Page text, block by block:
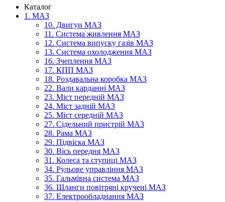
Каталог
1. МАЗ
10. Двигун МАЗ
11. Система живлення МАЗ
12. Система випуску газів МАЗ
13. Система охолодження МАЗ
16. Зчеплення МАЗ
17. КПП МАЗ
18. Роздавальна коробка МАЗ
22. Вали карданні МАЗ
23. Міст передній МАЗ
24. Міст задній МАЗ
25. Міст середній МАЗ
27. Сідельний пристрій МАЗ
28. Рама МАЗ
29. Підвіска МАЗ
30. Вісь передня МАЗ
31. Колеса та ступиці МАЗ
34. Рульове управління МАЗ
35. Гальмівна система МАЗ
36. Шланги повітряні кручені МАЗ
37. Електрообладнання МАЗ